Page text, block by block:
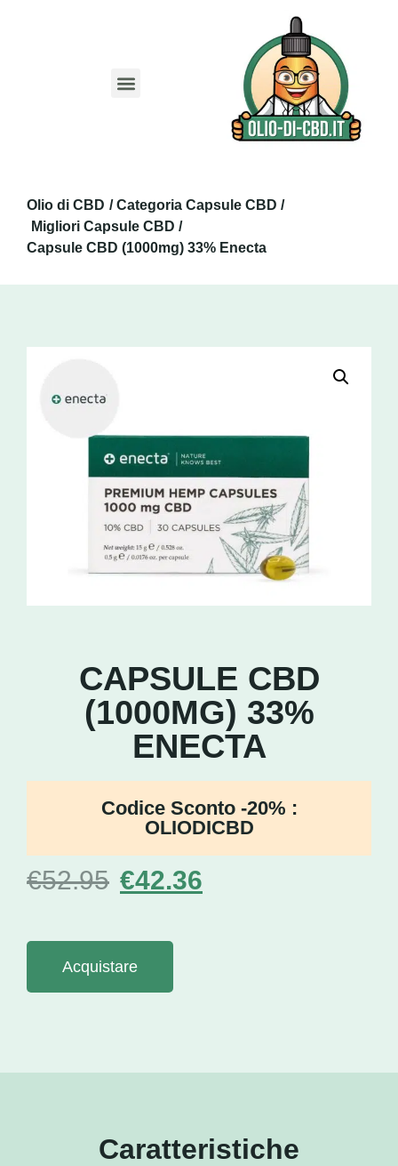
Olio di CBD / Categoria Capsule CBD /
Migliori Capsule CBD /
Capsule CBD (1000mg) 33% Enecta
CAPSULE CBD
(1000MG) 33%
ENECTA
Codice Sconto -20% :
OLIODICBD
€52.95 €42.36
Acquistare
Caratteristiche